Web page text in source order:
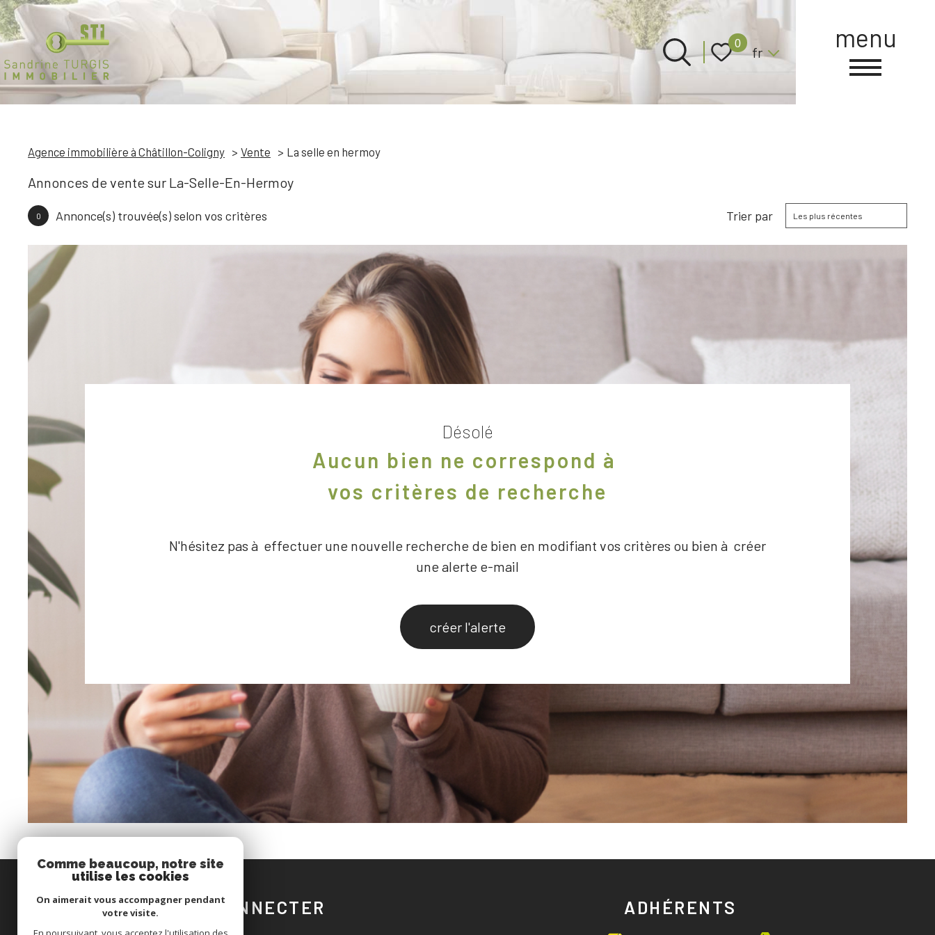
menu
0 Langue
fr
Agence immobilière à Châtillon-Coligny Vente La selle en hermoy
Annonces de vente sur La-Selle-En-Hermoy
0 Annonce(s) trouvée(s) selon vos critères Trier par Les plus récentes
Désolé
Aucun bien ne correspond à
vos critères de recherche
N'hésitez pas à effectuer une nouvelle recherche de bien en modifiant vos critères ou bien à créer
une alerte e-mail
créer l'alerte
SE CONNECTER ADHÉRENTS
Comme beaucoup, notre site
utilise les cookies
On aimerait vous accompagner pendant
votre visite.